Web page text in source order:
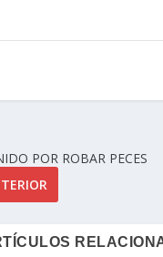
POR ROBAR PECES